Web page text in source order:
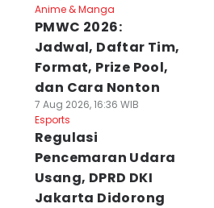
Anime & Manga
PMWC 2026:
Jadwal, Daftar Tim,
Format, Prize Pool,
dan Cara Nonton
7 Aug 2026, 16:36 WIB
Esports
Regulasi
Pencemaran Udara
Usang, DPRD DKI
Jakarta Didorong